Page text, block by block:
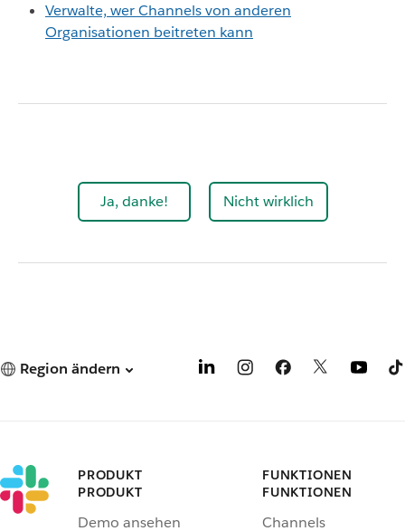
Verwalte, wer Channels von anderen
Organisationen beitreten kann
Ja, danke! Nicht wirklich
Region ändern
PRODUKT
PRODUKT
Demo ansehen
FUNKTIONEN
FUNKTIONEN
Channels